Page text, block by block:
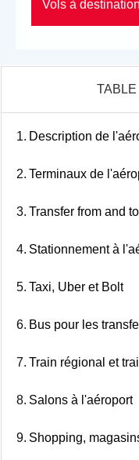
Vols à
1. Description de
2. Terminaux de
3. Transfer from and
4. Stationnement à
5. Taxi, Uber et Bolt
6. Bus pour les
7. Train régional et
8. Salons à l'aéroport
9. Shopping,